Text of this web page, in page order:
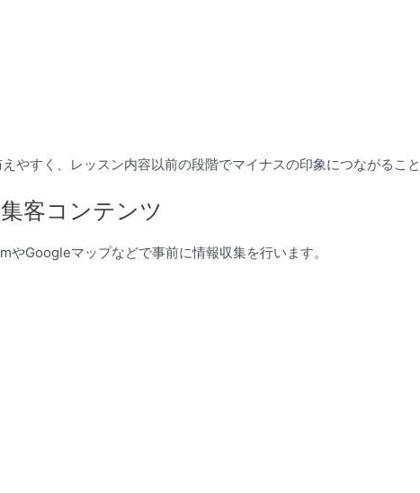
やすく、レッスン内容以前の段階でマイナスの印象につながること
客コンテンツ
Googleマップなどで事前に情報収集を行います。